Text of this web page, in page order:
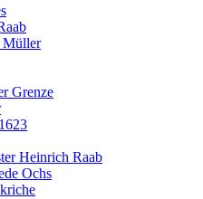
Müller
Grenze
Heinrich Raab
Ochs